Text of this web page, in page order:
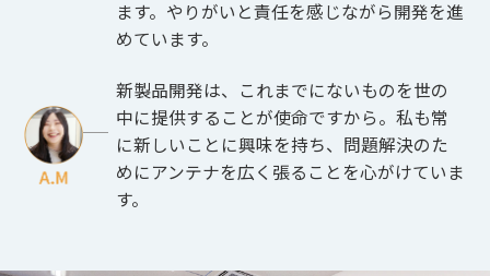
ます。やりがいと責任を感じながら開発を進
めています。
新製品開発は、これまでにないものを世の
中に提供することが使命ですから。私も常
に新しいことに興味を持ち、問題解決のた
めにアンテナを広く張ることを心がけていま
す。